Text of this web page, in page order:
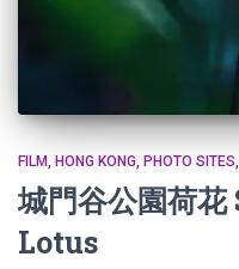
FILM HONG KONG PHOTO SITES
城門谷公園荷
Lotus